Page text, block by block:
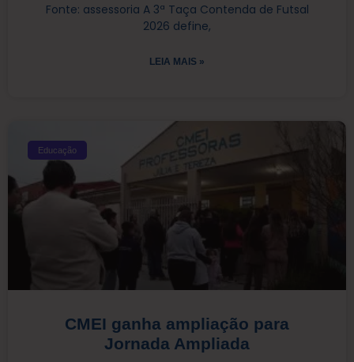
Fonte: assessoria A 3ª Taça Contenda de Futsal
2026 define,
LEIA MAIS »
Educação
CMEI ganha ampliação para
Jornada Ampliada